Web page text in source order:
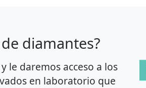
diamantes?
le daremos acceso a los
en laboratorio que